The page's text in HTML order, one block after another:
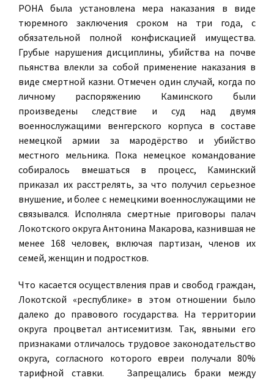
РОНА была установлена мера наказания в виде
тюремного заключения сроком на три года, с
обязательной полной конфискацией имущества.
Грубые нарушения дисциплины, убийства на почве
пьянства влекли за собой применение наказания в
виде смертной казни. Отмечен один случай, когда по
личному распоряжению Каминского были
произведены следствие и суд над двумя
военнослужащими венгерского корпуса в составе
немецкой армии за мародёрство и убийство
местного мельника. Пока немецкое командование
собиралось вмешаться в процесс, Каминский
приказал их расстрелять, за что получил серьезное
внушение, и более с немецкими военнослужащими не
связывался. Исполняла смертные приговоры палач
Локотского округа Антонина Макарова, казнившая не
менее 168 человек, включая партизан, членов их
семей, женщин и подростков.
Что касается осуществления прав и свобод граждан,
Локотской «республике» в этом отношении было
далеко до правового государства. На территории
округа процветал антисемитизм. Так, явными его
признаками отличалось трудовое законодательство
округа, согласного которого евреи получали 80%
тарифной ставки. Запрещались браки между